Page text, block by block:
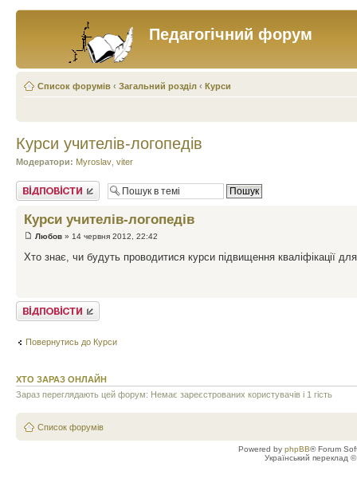
Педагогічний форум
Список форумів ‹ Загальний розділ ‹ Курси
Курси учителів-логопедів
Модератори: Myroslav viter
Відповісти
Курси учителів-логопедів
Любов » 14 червня 2012, 22:42
Хто знає, чи будуть проводитися курси підвищення кваліфікації
Відповісти
Повернутись до Курси
ХТО ЗАРАЗ ОНЛАЙН
Зараз переглядають цей форум: Немає зареєстрованих користувачів і 1 гість
Список форумів
Powered by phpBB® Forum
Український переклад